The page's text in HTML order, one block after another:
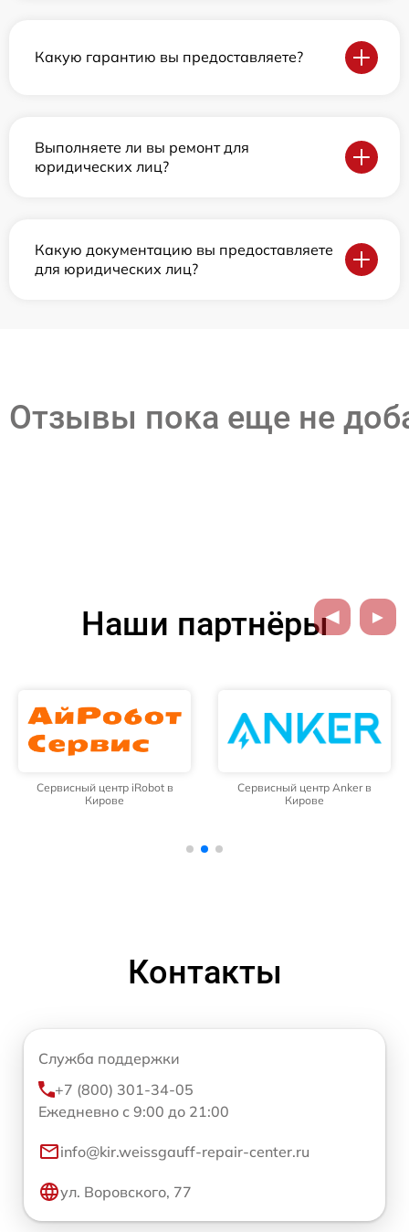
Какую гарантию вы предоставляете?
Выполняете ли вы ремонт для
юридических лиц?
Какую документацию вы предоставляете
для юридических лиц?
Отзывы пока еще не
Наши партнёры
Сервисный центр iRobot в
Кирове
Сервисный центр Anker в
Кирове
Контакты
Служба поддержки
+7 (800) 301-34-05
Ежедневно с 9:00 до 21:00
info@kir.weissgauff-repair-center.ru
ул. Воровского, 77